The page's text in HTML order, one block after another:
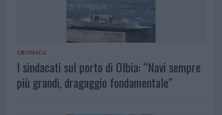
CRONACA
I sindacati sul porto di Olbia: “Navi sempre
più grandi, dragaggio fondamentale”